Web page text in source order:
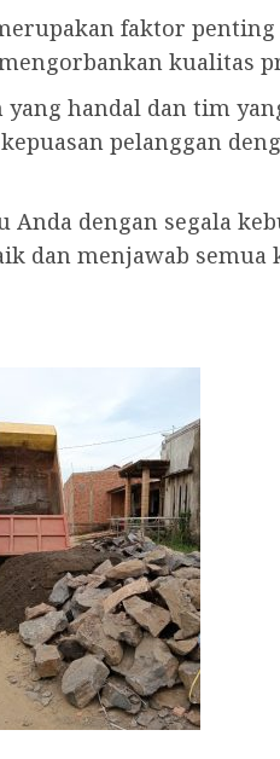
faktor
kualitas
yang handal dan tim
pelanggan
Anda dengan segala
menjawab semua